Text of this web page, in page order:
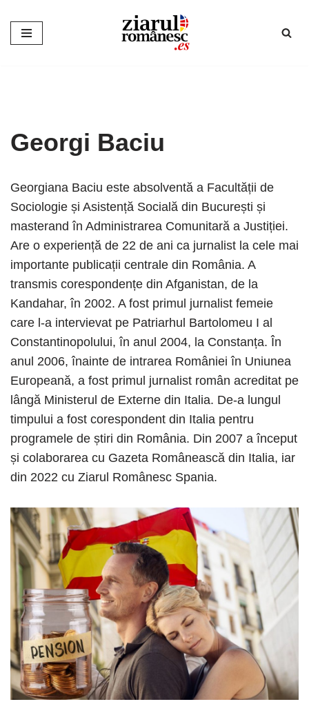
Sari
Georgi Baciu
Georgiana Baciu este absolventă a Facultății de
Sociologie și Asistență Socială din București și
masterand în Administrarea Comunitară a Justiției.
Are o experiență de 22 de ani ca jurnalist la cele mai
importante publicații centrale din România. A
transmis corespondențe din Afganistan, de la
Kandahar, în 2002. A fost primul jurnalist femeie
care l-a intervievat pe Patriarhul Bartolomeu I al
Constantinopolului, în anul 2004, la Constanța. În
anul 2006, înainte de intrarea României în Uniunea
Europeană, a fost primul jurnalist român acreditat pe
lângă Ministerul de Externe din Italia. De-a lungul
timpului a fost corespondent din Italia pentru
programele de știri din România. Din 2007 a început
și colaborarea cu Gazeta Românească din Italia, iar
din 2022 cu Ziarul Românesc Spania.